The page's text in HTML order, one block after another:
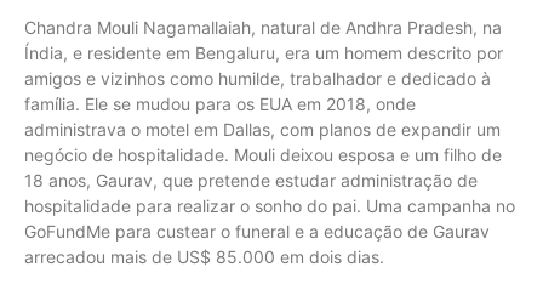
Chandra Mouli Nagamallaiah, natural de Andhra Pradesh, na
Índia, e residente em Bengaluru, era um homem descrito por
amigos e vizinhos como humilde, trabalhador e dedicado à
família. Ele se mudou para os EUA em 2018, onde
administrava o motel em Dallas, com planos de expandir um
negócio de hospitalidade. Mouli deixou esposa e um filho de
18 anos, Gaurav, que pretende estudar administração de
hospitalidade para realizar o sonho do pai. Uma campanha no
GoFundMe para custear o funeral e a educação de Gaurav
arrecadou mais de US$ 85.000 em dois dias.